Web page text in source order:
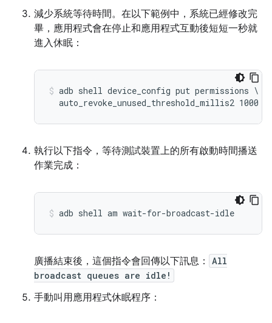
減少系統等待時間。在以下範例中，系統已經修改完
畢，應用程式會在停止和應用程式互動後短短一秒就
進入休眠：
adb shell device_config put permissions \
執行以下指令，等待測試裝置上的所有啟動時間播送
作業完成：
廣播結束後，這個指令會回傳以下訊息：
All
broadcast queues are idle!
手動叫用應用程式休眠程序：